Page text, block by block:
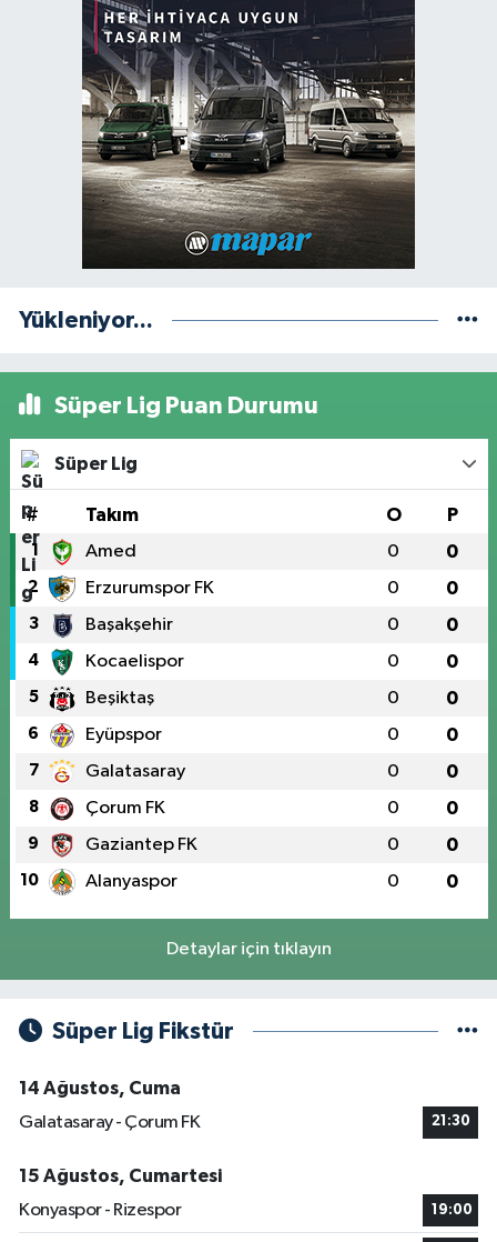
Yükleniyor...
Süper Lig Puan Durumu
Süper Lig
# Takım O P
1 Amed 0 0
2 Erzurumspor FK 0 0
3 Başakşehir 0 0
4 Kocaelispor 0 0
5 Beşiktaş 0 0
6 Eyüpspor 0 0
7 Galatasaray 0 0
8 Çorum FK 0 0
9 Gaziantep FK 0 0
10 Alanyaspor 0 0
Detaylar için tıklayın
Süper Lig Fikstür
14 Ağustos, Cuma
Galatasaray - Çorum FK
21:30
15 Ağustos, Cumartesi
Konyaspor - Rizespor
19:00